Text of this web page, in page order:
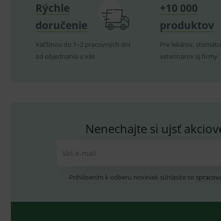
Rýchle
doručenie
Väčšinou do 1–2 pracovných dní
od objednania u vás
+10 000
produktov
Pre lekárov,
veterinárov aj firmy
Nenechajte si ujsť
Váš e-mail
Prihlásením k odberu noviniek súhlasíte so
YSC
_ga_GXRFBLV37P
VISITOR_INFO1_LIVE